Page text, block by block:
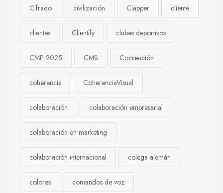
Cifrado civilización Clapper cliente
clientes Clientify clubes deportivos
CMP 2025 CMS Cocreación
coherencia CoherenciaVisual
colaboración colaboración empresarial
colaboración en marketing
colaboración internacional colega alemán
colores comandos de voz